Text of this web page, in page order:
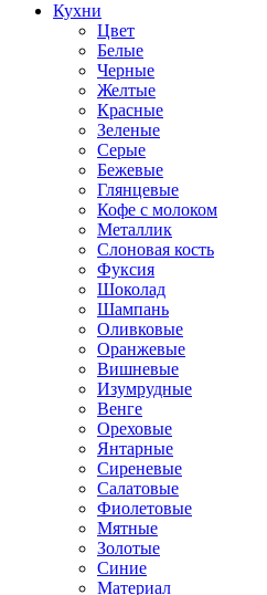
Кухни
Цвет
Белые
Черные
Желтые
Красные
Зеленые
Серые
Бежевые
Глянцевые
Кофе с молоком
Металлик
Слоновая кость
Фуксия
Шоколад
Шампань
Оливковые
Оранжевые
Вишневые
Изумрудные
Венге
Ореховые
Янтарные
Сиреневые
Салатовые
Фиолетовые
Мятные
Золотые
Синие
Материал